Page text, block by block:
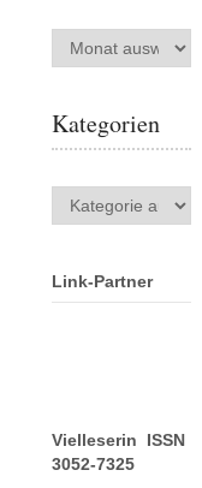
Archiv
Kategorien
Kategorien
Link-Partner
Vielleserin ISSN
3052-7325